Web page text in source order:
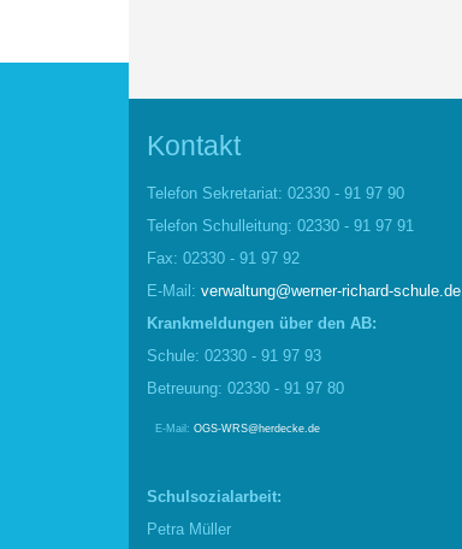
Kontakt
Telefon Sekretariat: 02330 - 91 97 90
Telefon Schulleitung: 02330 - 91 97 91
Fax: 02330 - 91 97 92
E-Mail: verwaltung@werner-richard-schule.de
Krankmel d ungen über den AB:
Schule: 02330 - 91 97 93
Betreuung: 02330 - 91 97 80
E-Mail: OGS-WRS@herdecke.de
Schulsozialarbeit:
Petra Müller